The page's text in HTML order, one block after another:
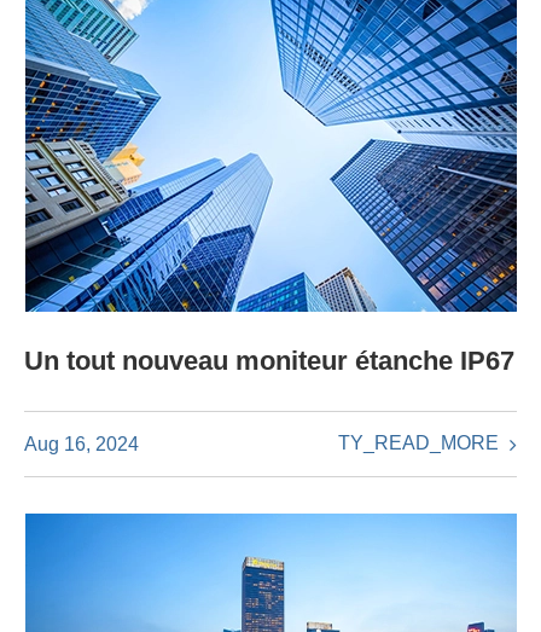
Un tout nouveau moniteur étanche IP67
Aug 16, 2024 TY_READ_MORE